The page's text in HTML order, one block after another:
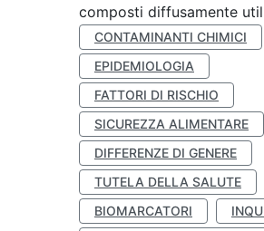
composti diffusamente
CONTAMINANTI CHIMICI
EPIDEMIOLOGIA
FATTORI DI RISCHIO
SICUREZZA ALIMENTARE
DIFFERENZE DI GENERE
TUTELA DELLA SALUTE
BIOMARCATORI